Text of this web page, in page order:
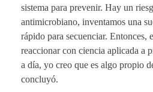
sistema para prevenir. Hay un
antimicrobiano, inventamos una
rápido para secuenciar. Entonces,
reaccionar con ciencia aplicada a
a día, yo creo que es algo propio
concluyó.